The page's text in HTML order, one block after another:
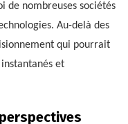
de nombreuses sociétés
Au-delà des
qui pourrait
et